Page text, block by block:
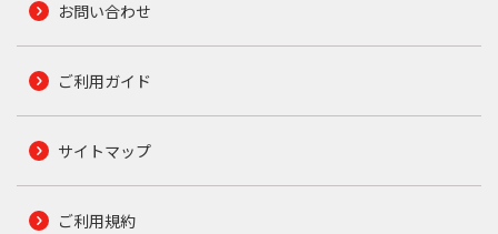
お問い合わせ
ご利用ガイド
サイトマップ
ご利用規約